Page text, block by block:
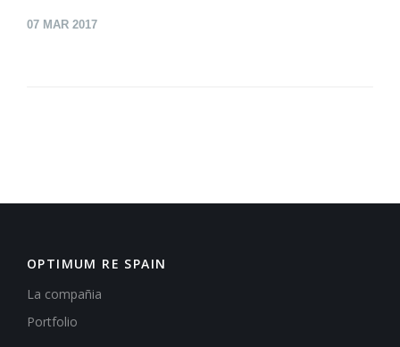
07 MAR 2017
OPTIMUM RE SPAIN
La compañia
Portfolio